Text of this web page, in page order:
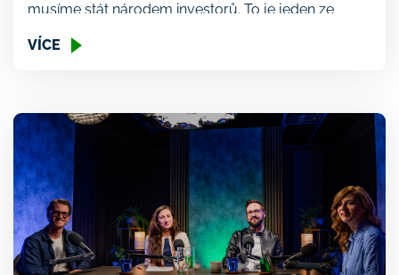
musíme stát národem investorů. To je jeden ze
Druhá ekonomická transformace, jako klíč
nechávalo své peníze zhodnocovat 66 procent lidí,
letos už je […]
VÍCE